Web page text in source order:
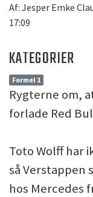
Af: Jesper Emke
17:09
KATEGORIER
Formel 1
Rygterne om,
forlade Red
Toto Wolff har
så Verstappen
hos Mercedes